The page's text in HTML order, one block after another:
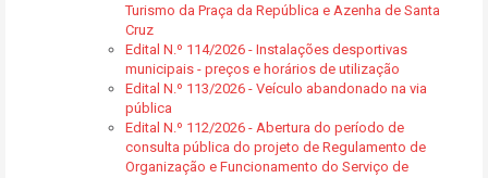
Turismo da Praça da República e Azenha de Santa
Cruz
Edital N.º 114/2026 - Instalações desportivas
municipais - preços e horários de utilização
Edital N.º 113/2026 - Veículo abandonado na via
pública
Edital N.º 112/2026 - Abertura do período de
consulta pública do projeto de Regulamento de
Organização e Funcionamento do Serviço de